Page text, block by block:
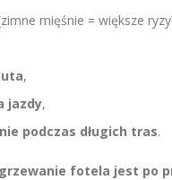
mięśnie = większe
,
jazdy,
podczas długich tras.
fotela jest po